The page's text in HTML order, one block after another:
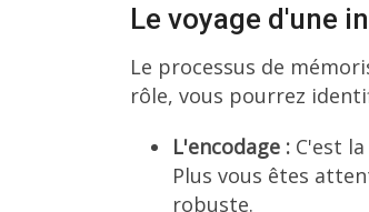
Le voyage d'une
Le processus de
rôle, vous pourrez
L'encodage : C'est
Plus vous êtes
robuste.